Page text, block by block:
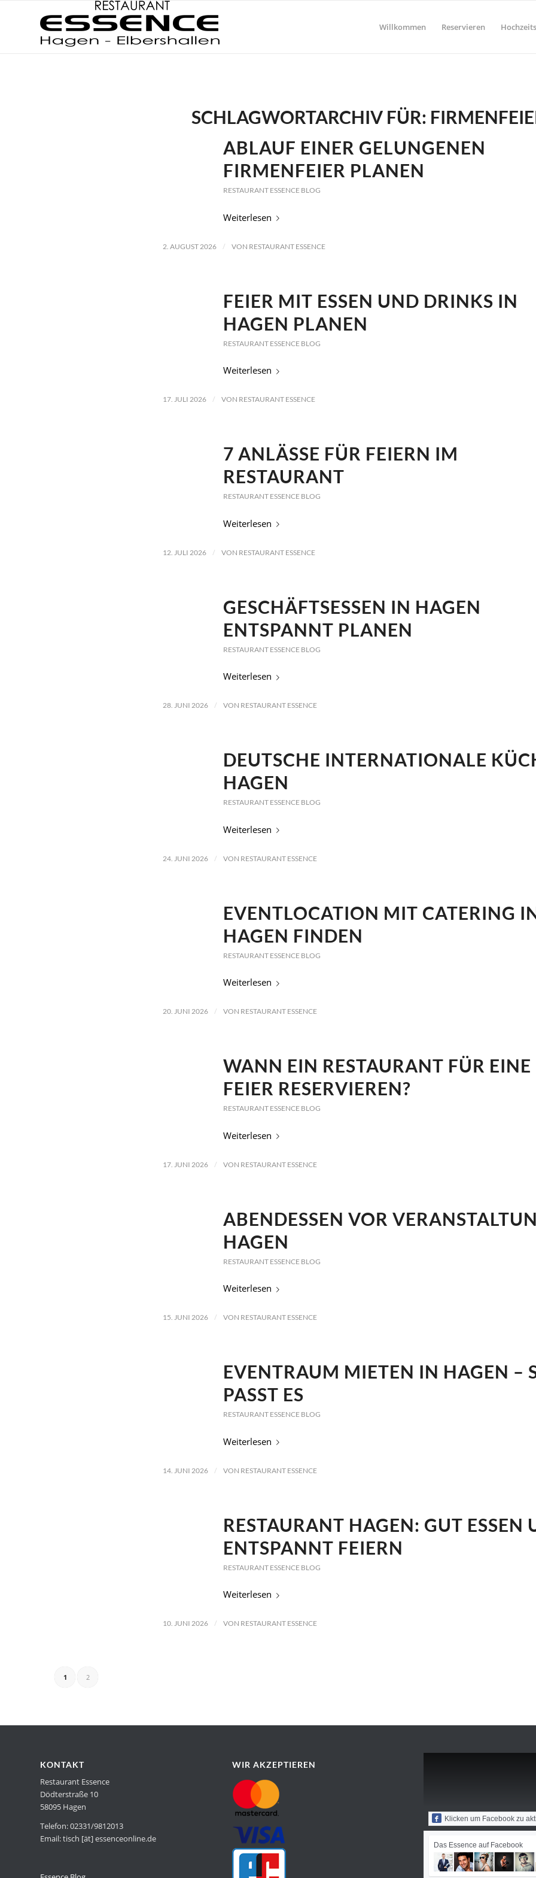
Willkommen Reservieren
SCHLAGWORTARCHIV FÜR:
ABLAUF EINER GELUNGENEN
FIRMENFEIER PLANEN
RESTAURANT ESSENCE BLOG
Weiterlesen
2. AUGUST 2026 / VON RESTAURANT ESSENCE
FEIER MIT ESSEN UND DRINKS IN
HAGEN PLANEN
RESTAURANT ESSENCE BLOG
Weiterlesen
17. JULI 2026 / VON RESTAURANT ESSENCE
7 ANLÄSSE FÜR FEIERN IM
RESTAURANT
RESTAURANT ESSENCE BLOG
Weiterlesen
12. JULI 2026 / VON RESTAURANT ESSENCE
GESCHÄFTSESSEN IN HAGEN
ENTSPANNT PLANEN
RESTAURANT ESSENCE BLOG
Weiterlesen
28. JUNI 2026 / VON RESTAURANT ESSENCE
DEUTSCHE INTERNATIONALE
HAGEN
RESTAURANT ESSENCE BLOG
Weiterlesen
24. JUNI 2026 / VON RESTAURANT ESSENCE
EVENTLOCATION MIT CATERING
HAGEN FINDEN
RESTAURANT ESSENCE BLOG
Weiterlesen
20. JUNI 2026 / VON RESTAURANT ESSENCE
WANN EIN RESTAURANT FÜR EINE
FEIER RESERVIEREN?
RESTAURANT ESSENCE BLOG
Weiterlesen
17. JUNI 2026 / VON RESTAURANT ESSENCE
ABENDESSEN VOR
HAGEN
RESTAURANT ESSENCE BLOG
Weiterlesen
15. JUNI 2026 / VON RESTAURANT ESSENCE
EVENTRAUM MIETEN IN HAGEN –
PASST ES
RESTAURANT ESSENCE BLOG
Weiterlesen
14. JUNI 2026 / VON RESTAURANT ESSENCE
RESTAURANT HAGEN: GUT ESSEN
ENTSPANNT FEIERN
RESTAURANT ESSENCE BLOG
Weiterlesen
10. JUNI 2026 / VON RESTAURANT ESSENCE
1 2
KONTAKT
Restaurant Essence
Dödterstraße 10
58095 Hagen
Telefon: 02331/9812013
Email: tisch [ät] essenceonline.de
WIR AKZEPTIEREN
Klicken um Facebook zu
Das Essence auf Facebook